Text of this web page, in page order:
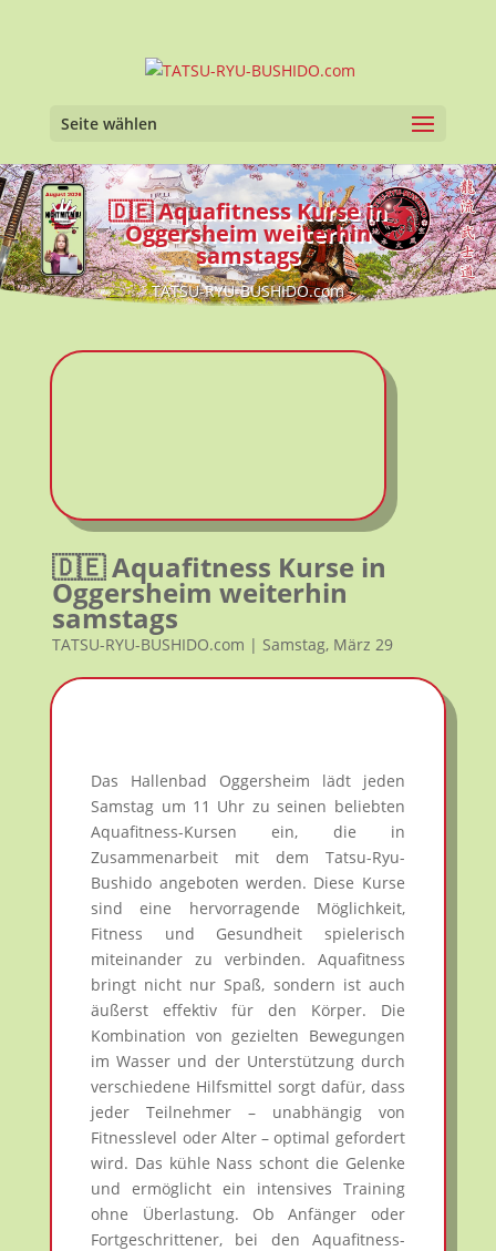
Seite wählen
🇩🇪 Aquafitness Kurse in
Oggersheim weiterhin
samstags
TATSU-RYU-BUSHIDO.com
🇩🇪 Aquafitness Kurse in
Oggersheim weiterhin
samstags
TATSU-RYU-BUSHIDO.com | Samstag, März 29
Das Hallenbad Oggersheim lädt jeden
Samstag um 11 Uhr zu seinen beliebten
Aquafitness-Kursen ein, die in
Zusammenarbeit mit dem Tatsu-Ryu-
Bushido angeboten werden. Diese Kurse
sind eine hervorragende Möglichkeit,
Fitness und Gesundheit spielerisch
miteinander zu verbinden. Aquafitness
bringt nicht nur Spaß, sondern ist auch
äußerst effektiv für den Körper. Die
Kombination von gezielten Bewegungen
im Wasser und der Unterstützung durch
verschiedene Hilfsmittel sorgt dafür, dass
jeder Teilnehmer – unabhängig von
Fitnesslevel oder Alter – optimal gefordert
wird. Das kühle Nass schont die Gelenke
und ermöglicht ein intensives Training
ohne Überlastung. Ob Anfänger oder
Fortgeschrittener, bei den Aquafitness-